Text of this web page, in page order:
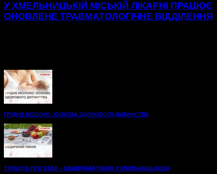
У ХМЕЛЬНИЦЬКІЙ МІСЬКІЙ ЛІКАРНІ ПРАЦЮЄ
ОНОВЛЕНЕ ТРАВМАТОЛОГІЧНЕ ВІДДІЛЕННЯ
ГРУДНЕ МОЛОКО: ОСНОВА ЗДОРОВОГО ДИТИНСТВА
ТУРБОТА ПРО СЕБЕ – МЕДИЧНИЙ ПІКНІК У ХМЕЛЬНИЦЬКОМУ